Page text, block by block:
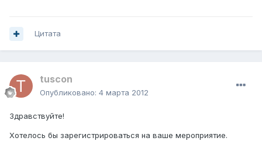
Цитата
tuscon
Опубликовано: 4 марта 2012
Здравствуйте!
Хотелось бы зарегистрироваться на ваше мероприятие.